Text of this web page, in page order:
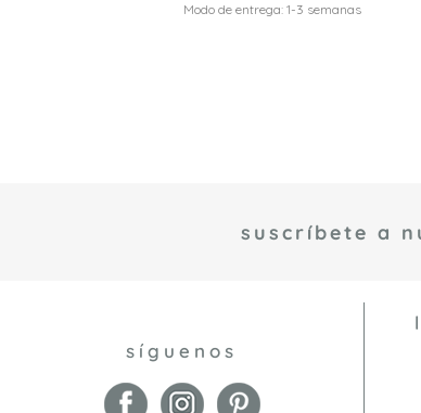
Modo de entrega: 1-3 semanas
suscríbete a
síguenos